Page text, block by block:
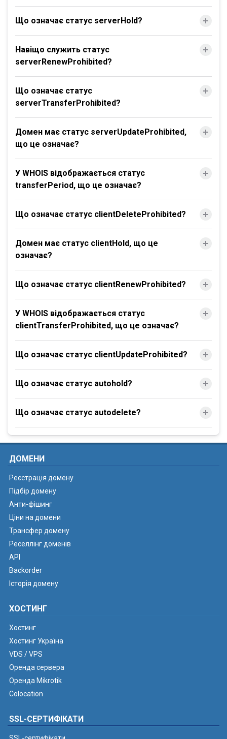
Що означає статус serverHold?
Навіщо служить статус
serverRenewProhibited?
Що означає статус
serverTransferProhibited?
Домен має статус serverUpdateProhibited,
що це означає?
У WHOIS відображається статус
transferPeriod, що це означає?
Що означає статус clientDeleteProhibited?
Домен має статус clientHold, що це
означає?
Що означає статус clientRenewProhibited?
У WHOIS відображається статус
clientTransferProhibited, що це означає?
Що означає статус clientUpdateProhibited?
Що означає статус autohold?
Що означає статус autodelete?
ДОМЕНИ
Реєстрація домену
Підбір домену
Анти-фішинг
Ціни на домени
Трансфер домену
Реселлінг доменів
API
Backorder
Історія домену
ХОСТИНГ
Хостинг
Хостинг Україна
VDS / VPS
Оренда сервера
Оренда Mikrotik
Colocation
SSL-СЕРТИФІКАТИ